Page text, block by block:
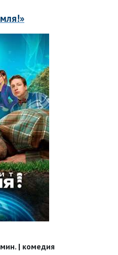
мин. | комедия